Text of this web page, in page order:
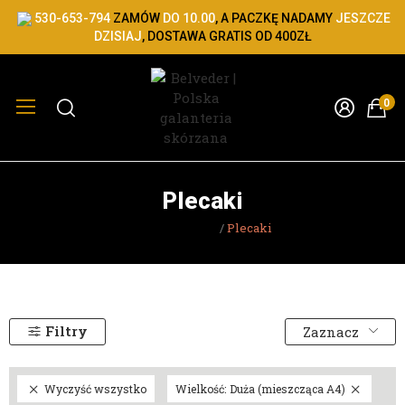
530-653-794 ZAMÓW DO 10.00, A PACZKĘ NADAMY JESZCZE
DZISIAJ, DOSTAWA GRATIS OD 400ZŁ
0
Plecaki
Plecaki
Filtry Zaznacz
Wyczyść wszystko Wielkość: Duża (mieszcząca A4)